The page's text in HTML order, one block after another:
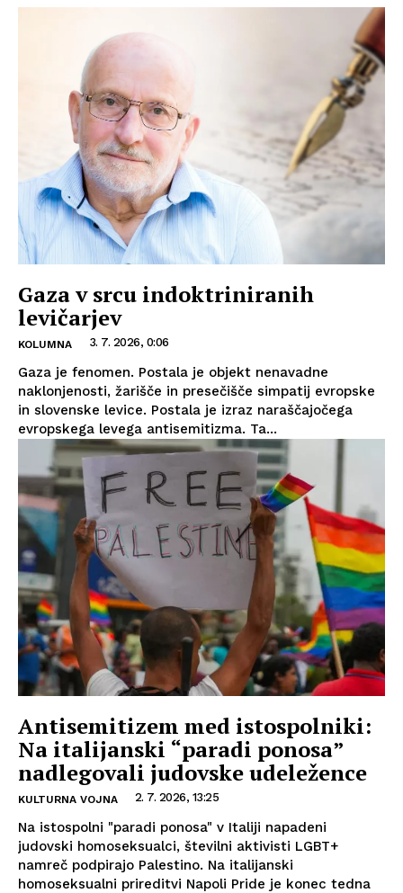
Gaza v srcu indoktriniranih
levičarjev
KOLUMNA 3. 7. 2026, 0:06
Gaza je fenomen. Postala je objekt nenavadne
naklonjenosti, žarišče in presečišče simpatij evropske
in slovenske levice. Postala je izraz naraščajočega
evropskega levega antisemitizma. Ta...
Antisemitizem med istospolniki:
Na italijanski “paradi ponosa”
nadlegovali judovske udeležence
KULTURNA VOJNA 2. 7. 2026, 13:25
Na istospolni "paradi ponosa" v Italiji napadeni
judovski homoseksualci, številni aktivisti LGBT+
namreč podpirajo Palestino. Na italijanski
homoseksualni prireditvi Napoli Pride je konec tedna